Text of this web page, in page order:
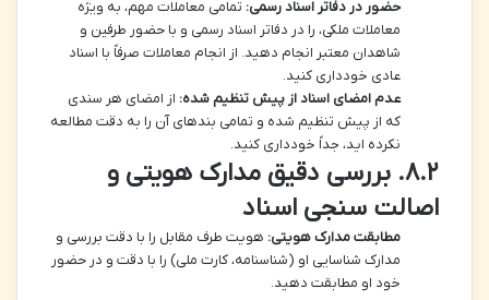
حضور در دفاتر اسناد رسمی: تمامی معاملات مهم، به ویژه
معاملات ملکی، را در دفاتر اسناد رسمی و با حضور طرفین و
شاهدان معتبر انجام دهید. از انجام معاملات صرفاً با اسناد
عادی خودداری کنید.
عدم امضای اسناد از پیش تنظیم شده: از امضای هر سندی
که از پیش تنظیم شده و تمامی بندهای آن را به دقت مطالعه
نکرده اید، جداً خودداری کنید.
۸.۲. بررسی دقیق مدارک هویتی و
اصالت سنجی اسناد
مطابقت مدارک هویتی: هویت طرف مقابل را با دقت بررسی و
مدارک شناسایی او (شناسنامه، کارت ملی) را با دقت و در حضور
خود او مطابقت دهید.